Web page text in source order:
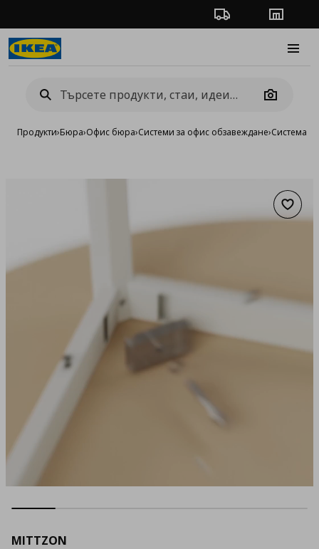
Проследяване на
Camera
Продукти›Бюра›Офис бюра›Системи за офис обзавеждане›Система
MITTZON